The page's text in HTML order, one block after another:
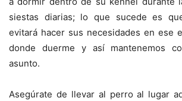
siestas diarias; lo que sucede es
evitará hacer sus necesidades en ese
donde duerme y así mantenemos
asunto.
Asegúrate de llevar al perro al lugar